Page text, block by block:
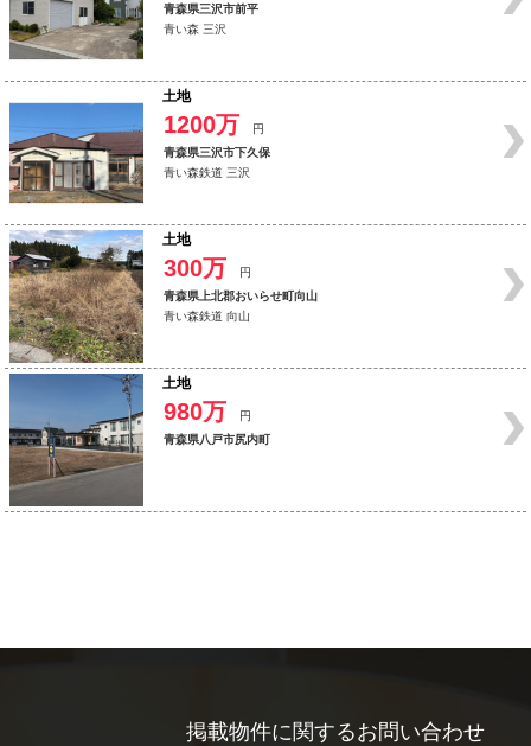
青森県三沢市前平
青い森 三沢
土地
1200万
円
青森県三沢市下久保
青い森鉄道 三沢
土地
300万
円
青森県上北郡おいらせ町向山
青い森鉄道 向山
土地
980万
円
青森県八戸市尻内町
掲載物件に関するお問い合わせ